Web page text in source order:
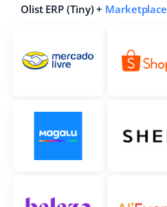
Olist ERP (Tiny) + Marketplace